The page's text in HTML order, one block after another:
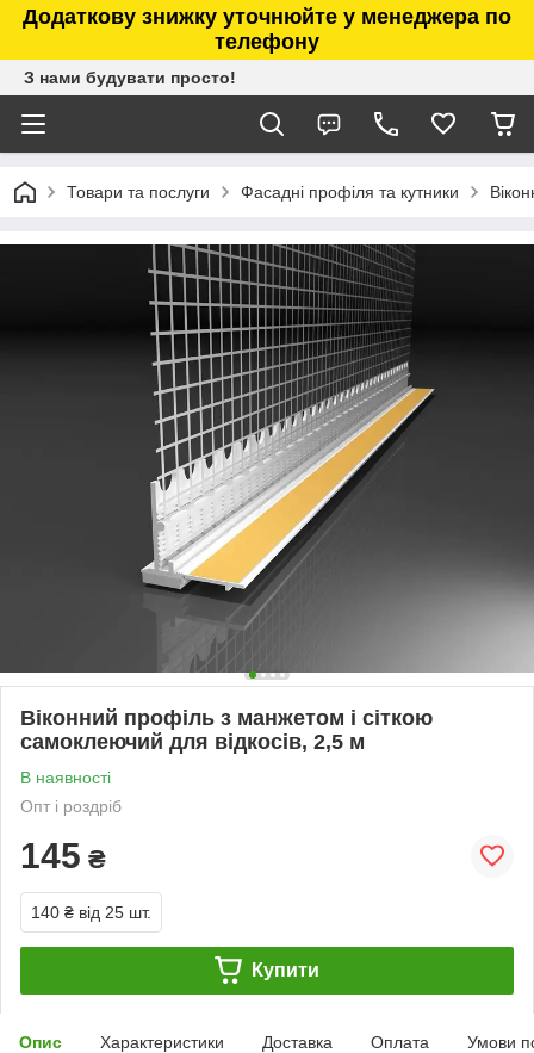
Додаткову знижку уточнюйте у менеджера по
телефону
З нами будувати просто!
Товари та послуги Фасадні профіля та кутники
Віконний профіль з манжетом і сіткою
самоклеючий для відкосів, 2,5 м
В наявності
Опт і роздріб
145 ₴
140 ₴ від 25 шт.
Купити
Опис Характеристики Доставка Оплата Умови